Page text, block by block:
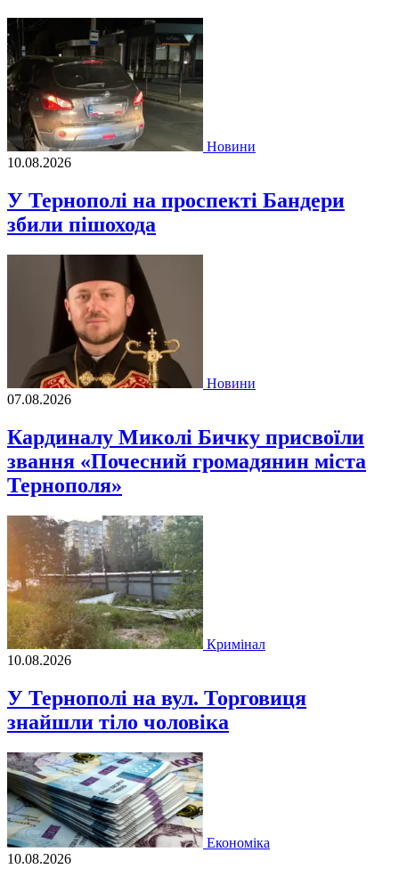
Новини
10.08.2026
У Тернополі на проспекті Бандери
збили пішохода
Новини
07.08.2026
Кардиналу Миколі Бичку присвоїли
звання «Почесний громадянин міста
Тернополя»
Кримінал
10.08.2026
У Тернополі на вул. Торговиця
знайшли тіло чоловіка
Економіка
10.08.2026